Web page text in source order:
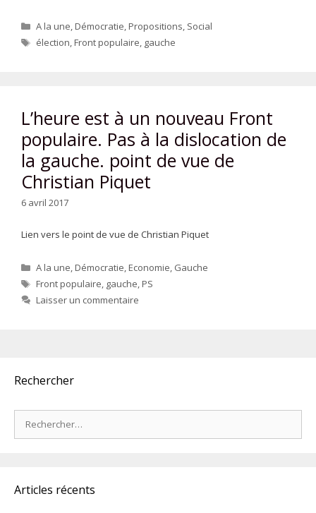
Catégories
A la une Démocratie Propositions Social
Étiquettes
élection Front populaire gauche
L’heure est à un nouveau Front
populaire. Pas à la dislocation de
la gauche. point de vue de
Christian Piquet
6 avril 2017
Lien vers le point de vue de Christian Piquet
Catégories
A la une,Démocratie,Economie, Gauche
Étiquettes
Front populaire, gauche,PS
Laisser un commentaire
Rechercher
Articles récents